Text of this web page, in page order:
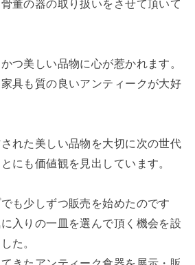
董の器の取り扱いをさせて頂いて
つ美しい品物に心が惹かれます。
具も質の良いアンティークが大好
れた美しい品物を大切に次の世代
にも価値観を見出しています。
も少しずつ販売を始めたのです
入りの一皿を選んで頂く機会を設
た。